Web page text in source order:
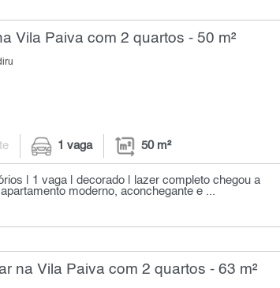
Vila Paiva com 2 quartos - 50 m²
1 vaga 50 m²
| 1 vaga | decorado | lazer completo chegou a
moderno, aconchegante e ...
na Vila Paiva com 2 quartos - 63 m²